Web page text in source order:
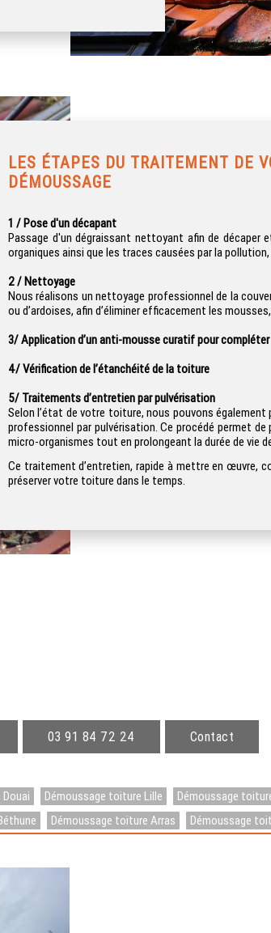
LES ÉTAPES DU TRAITEMENT DE
DÉMOUSSAGE
1 / Pose d'un décapant
Passage d'un dégraissant nettoyant afin de décaper
organiques ainsi que les traces causées par la
2 / Nettoyage
Nous réalisons un nettoyage professionnel de la
ou d’ardoises, afin d’éliminer efficacement les
3/ Application d’un anti-mousse curatif pour
4/ Vérification de l’étanchéité de la toiture
5/ Traitements d’entretien par pulvérisation
Selon l’état de votre toiture, nous pouvons
professionnel par pulvérisation. Ce procédé permet
micro-organismes tout en prolongeant la durée de vie
Ce traitement d’entretien, rapide à mettre en œuvre,
préserver votre toiture dans le temps.
03 91 84 72 24 Contact
Démoussage toiture Lille Démoussage
Démoussage toiture Arras Démoussage